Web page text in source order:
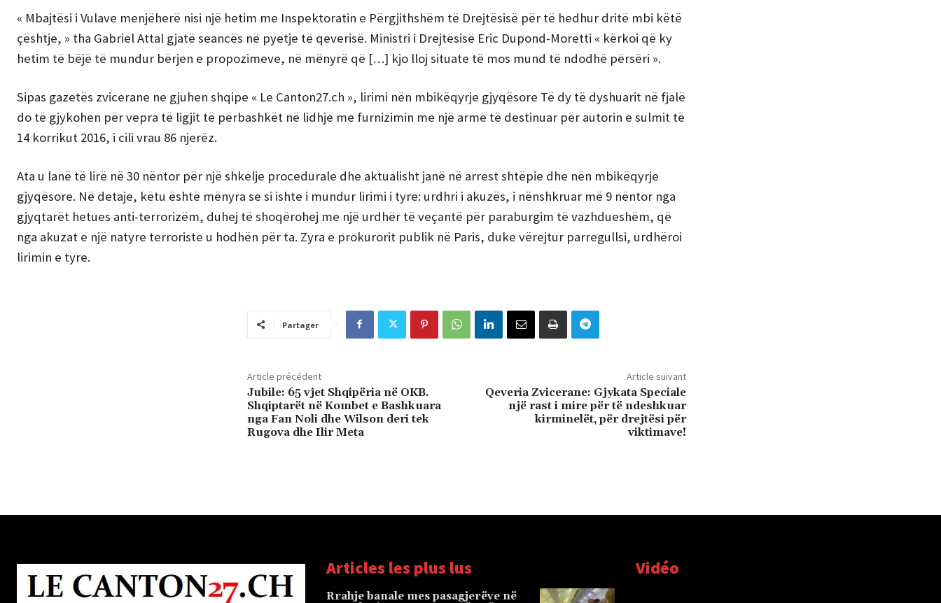
« Mbajtësi i Vulave menjëherë nisi një hetim me Inspektoratin e Përgjithshëm të Drejtësisë për të hedhur dritë mbi këtë
çështje, » tha Gabriel Attal gjatë seancës në pyetje të qeverisë. Ministri i Drejtësisë Eric Dupond-Moretti « kërkoi që ky
hetim të bëjë të mundur bërjen e propozimeve, në mënyrë që […] kjo lloj situate të mos mund të ndodhë përsëri ».
Sipas gazetës zvicerane ne gjuhen shqipe « Le Canton27.ch », lirimi nën mbikëqyrje gjyqësore Të dy të dyshuarit në fjalë
do të gjykohen për vepra të ligjit të përbashkët në lidhje me furnizimin me një armë të destinuar për autorin e sulmit të
14 korrikut 2016, i cili vrau 86 njerëz.
Ata u lanë të lirë në 30 nëntor për një shkelje procedurale dhe aktualisht janë në arrest shtëpie dhe nën mbikëqyrje
gjyqësore. Në detaje, këtu është mënyra se si ishte i mundur lirimi i tyre: urdhri i akuzës, i nënshkruar më 9 nëntor nga
gjyqtarët hetues anti-terrorizëm, duhej të shoqërohej me një urdhër të veçantë për paraburgim të vazhdueshëm, që
nga akuzat e një natyre terroriste u hodhën për ta. Zyra e prokurorit publik në Paris, duke vërejtur parregullsi, urdhëroi
lirimin e tyre.
Partager
Article précédent
Jubile: 65 vjet Shqipëria në OKB.
Shqiptarët në Kombet e Bashkuara
nga Fan Noli dhe Wilson deri tek
Rugova dhe Ilir Meta
Article suivant
Qeveria Zvicerane: Gjykata Speciale
një rast i mire për të ndeshkuar
kirminelët, për drejtësi për
viktimave!
Articles les plus lus
Rrahje banale mes pasagjerëve në
Vidéo